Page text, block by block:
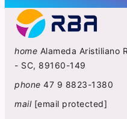
home Alameda Aristiliano
- SC, 89160-149
phone 47 9 8823-1380
mail [email protected]